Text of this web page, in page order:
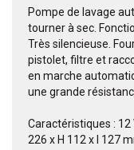
Pompe de lavage
tourner à sec.
Très silencieuse.
pistolet, filtre et
en marche
une grande
Caractéristiques : 12
226 x H 112 x l 127